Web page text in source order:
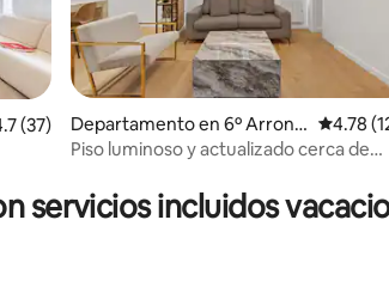
promedio: 4.7 de 5; 37 evaluaciones
(37)
Departamento en 6º Arrondi
ssement
4.78
Piso luminoso y actualizado cerca de
servicios incluidos